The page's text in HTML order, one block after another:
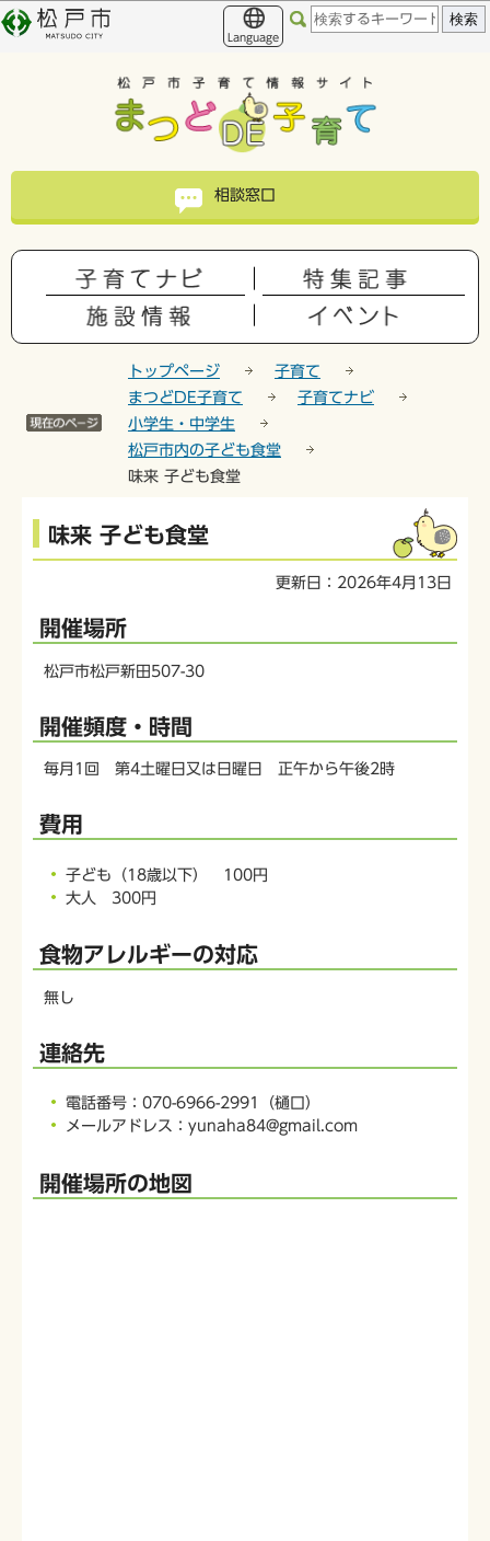
こ
の
す
このページの本文へ移動
Language
相談窓口
トップページ
子育て
まつどDE子育て
子育てナビ
小学生・中学生
松戸市内の子ども食堂
味来 子ども食堂
本
か
ら
味来 子ども食堂
更新日：2026年4月13日
開催場所
松戸市松戸新田507-30
開催頻度・時間
毎月1回 第4土曜日又は日曜日 正午から午後2時
費用
子ども（18歳以下） 100円
大人 300円
食物アレルギーの対応
無し
連絡先
電話番号：070-6966-2991（樋口）
メールアドレス：yunaha84@gmail.com
開催場所の地図